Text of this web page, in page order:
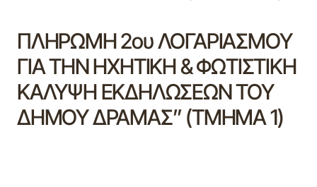
ΠΛΗΡΩΜΗ 2ου ΛΟΓΑΡΙΑΣΜΟΥ
ΓΙΑ ΤΗΝ ΗΧΗΤΙΚΗ & ΦΩΤΙΣΤΙΚΗ
ΚΑΛΥΨΗ ΕΚΔΗΛΩΣΕΩΝ ΤΟΥ
ΔΗΜΟΥ ΔΡΑΜΑΣ” (ΤΜΗΜΑ 1)